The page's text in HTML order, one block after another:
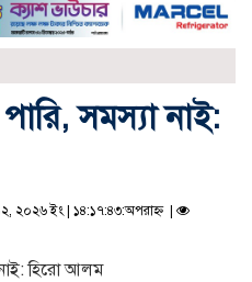
সমস্যা নাই:
২০২৬ ইং | ১৪:১৭:৪৩:অপরাহ্ন |